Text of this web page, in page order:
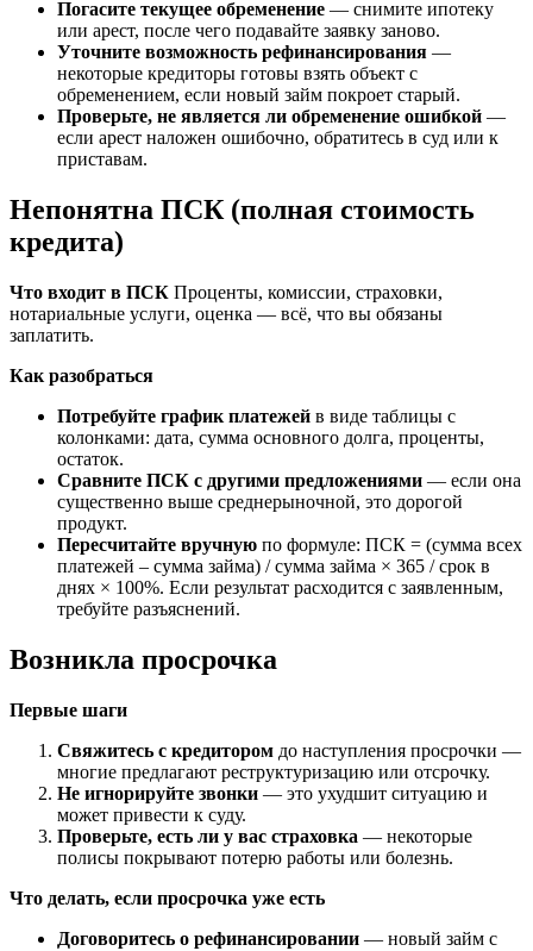
Погасите текущее обременение — снимите ипотеку
или арест, после чего подавайте заявку заново.
Уточните возможность рефинансирования —
некоторые кредиторы готовы взять объект с
обременением, если новый займ покроет старый.
Проверьте, не является ли обременение ошибкой —
если арест наложен ошибочно, обратитесь в суд или к
приставам.
Непонятна ПСК (полная стоимость
кредита)
Что входит в ПСК Проценты, комиссии, страховки,
нотариальные услуги, оценка — всё, что вы обязаны
заплатить.
Как разобраться
Потребуйте график платежей в виде таблицы с
колонками: дата, сумма основного долга, проценты,
остаток.
Сравните ПСК с другими предложениями — если она
существенно выше среднерыночной, это дорогой
продукт.
Пересчитайте вручную по формуле: ПСК = (сумма всех
платежей – сумма займа) / сумма займа × 365 / срок в
днях × 100%. Если результат расходится с заявленным,
требуйте разъяснений.
Возникла просрочка
Первые шаги
Свяжитесь с кредитором до наступления просрочки —
многие предлагают реструктуризацию или отсрочку.
Не игнорируйте звонки — это ухудшит ситуацию и
может привести к суду.
Проверьте, есть ли у вас страховка — некоторые
полисы покрывают потерю работы или болезнь.
Что делать, если просрочка уже есть
Договоритесь о рефинансировании — новый займ с